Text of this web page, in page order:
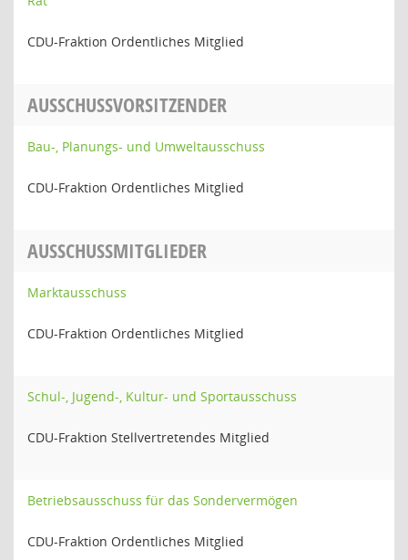
CDU-Fraktion Ordentliches Mitglied
AUSSCHUSSVORSITZENDER
Bau-, Planungs- und Umweltausschuss
CDU-Fraktion Ordentliches Mitglied
AUSSCHUSSMITGLIEDER
Marktausschuss
CDU-Fraktion Ordentliches Mitglied
Schul-, Jugend-, Kultur- und Sportausschuss
CDU-Fraktion Stellvertretendes Mitglied
Betriebsausschuss für das Sondervermögen
CDU-Fraktion Ordentliches Mitglied